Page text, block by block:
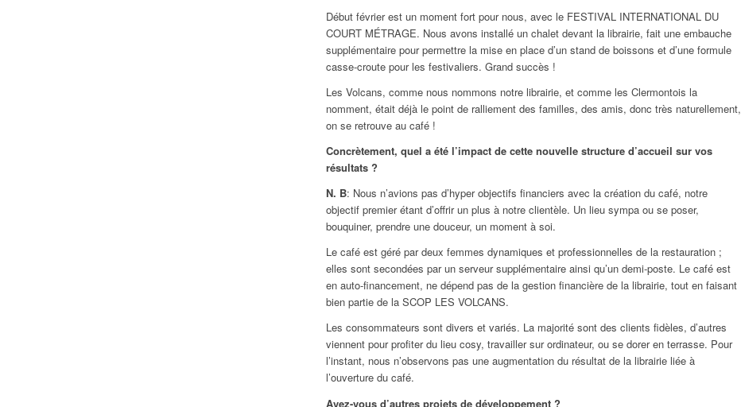
Début février est un moment fort pour nous, avec le FESTIVAL INTERNATIONAL DU
COURT MÉTRAGE. Nous avons installé un chalet devant la librairie, fait une embauche
supplémentaire pour permettre la mise en place d’un stand de boissons et d’une formule
casse-croute pour les festivaliers. Grand succès !
Les Volcans, comme nous nommons notre librairie, et comme les Clermontois la
nomment, était déjà le point de ralliement des familles, des amis, donc très naturellement,
on se retrouve au café !
Concrètement, quel a été l’impact de cette nouvelle structure d’accueil sur vos
résultats ?
N. B: Nous n’avions pas d’hyper objectifs financiers avec la création du café, notre
objectif premier étant d’offrir un plus à notre clientèle. Un lieu sympa ou se poser,
bouquiner, prendre une douceur, un moment à soi.
Le café est géré par deux femmes dynamiques et professionnelles de la restauration ;
elles sont secondées par un serveur supplémentaire ainsi qu’un demi-poste. Le café est
en auto-financement, ne dépend pas de la gestion financière de la librairie, tout en faisant
bien partie de la SCOP LES VOLCANS.
Les consommateurs sont divers et variés. La majorité sont des clients fidèles, d’autres
viennent pour profiter du lieu cosy, travailler sur ordinateur, ou se dorer en terrasse. Pour
l’instant, nous n’observons pas une augmentation du résultat de la librairie liée à
l’ouverture du café.
Avez-vous d’autres projets de développement ?